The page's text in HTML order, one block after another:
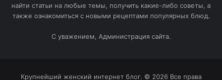
найти статьи на любые темы, получить какие-либо советы, а
также ознакомиться с новыми рецептами популярных блюд.
С уважением, Администрация сайта.
Крупнейший женский интернет блог. © 2026 Все права